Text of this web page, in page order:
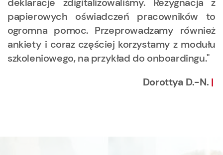
papierowych oświadczeń pracowników to
ogromna pomoc. Przeprowadzamy również
ankiety i coraz częściej korzystamy z modułu
szkoleniowego, na przykład do onboardingu."
Dorottya D.-N. |